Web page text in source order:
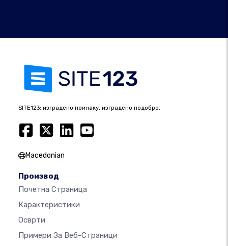
SITE123: изградено поинаку, изградено подобро.
Macedonian
Производ
Почетна Страница
Карактеристики
Осврти
Примери За Веб-Страници